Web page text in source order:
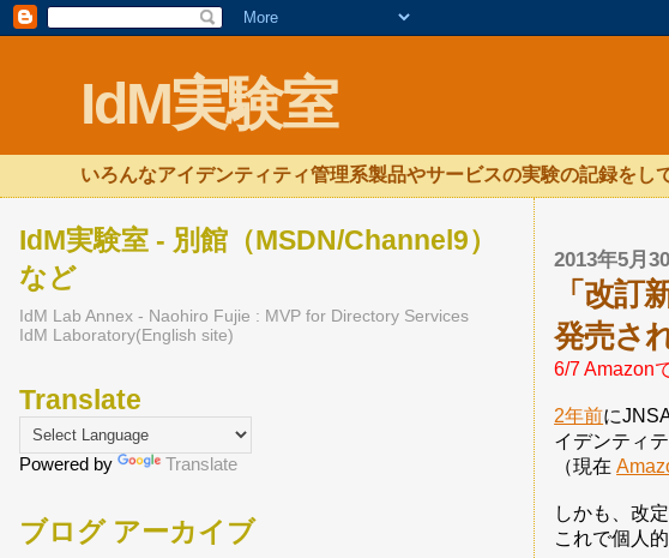
IdM実験室
いろんなアイデンティティ管理系製品やサービスの実験の記録をし
2013年5月
「改
発売さ
6/7 Amazon
2年前に
イデンティ
（現在
しかも、改
これで個人
IdM実験室 - 別館（MSDN/Channel9）
など
IdM Lab Annex - Naohiro Fujie : MVP for Directory Services
IdM Laboratory(English site)
Translate
Powered by Translate
ブログ アーカイブ